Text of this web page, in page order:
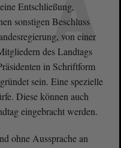
A
Entschließung,
sonstigen Beschluss
von einer
des Landtags
in Schriftform
sein. Eine spezielle
Diese können auch
eingebracht werden.
ohne Aussprache an